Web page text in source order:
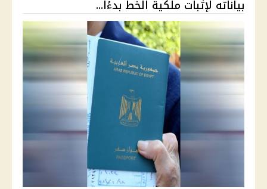
بياناته لإثبات ملكية الخط بدءًا...